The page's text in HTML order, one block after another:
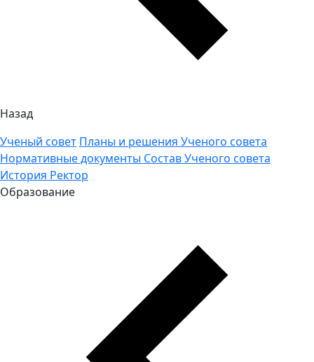
Назад
Ученый совет Планы и решения Ученого совета
Нормативные документы Состав Ученого совета
История Ректор
Образование